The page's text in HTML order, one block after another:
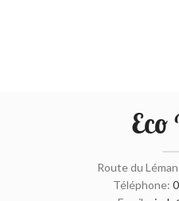
Eco
Route du
Téléphone: